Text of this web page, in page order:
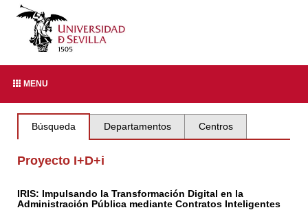
MENU
Búsqueda Departamentos Centros
Proyecto I+D+i
IRIS: Impulsando la Transformación Digital en la
Administración Pública mediante Contratos Inteligentes